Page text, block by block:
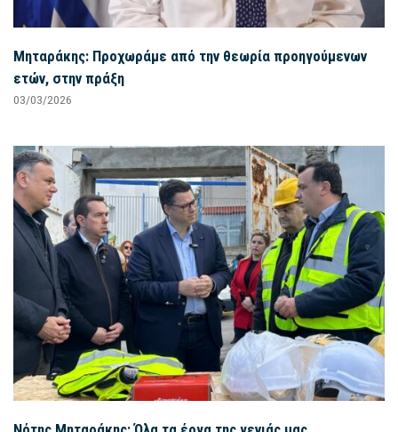
Μηταράκης: Προχωράμε από την θεωρία προηγούμενων
ετών, στην πράξη
03/03/2026